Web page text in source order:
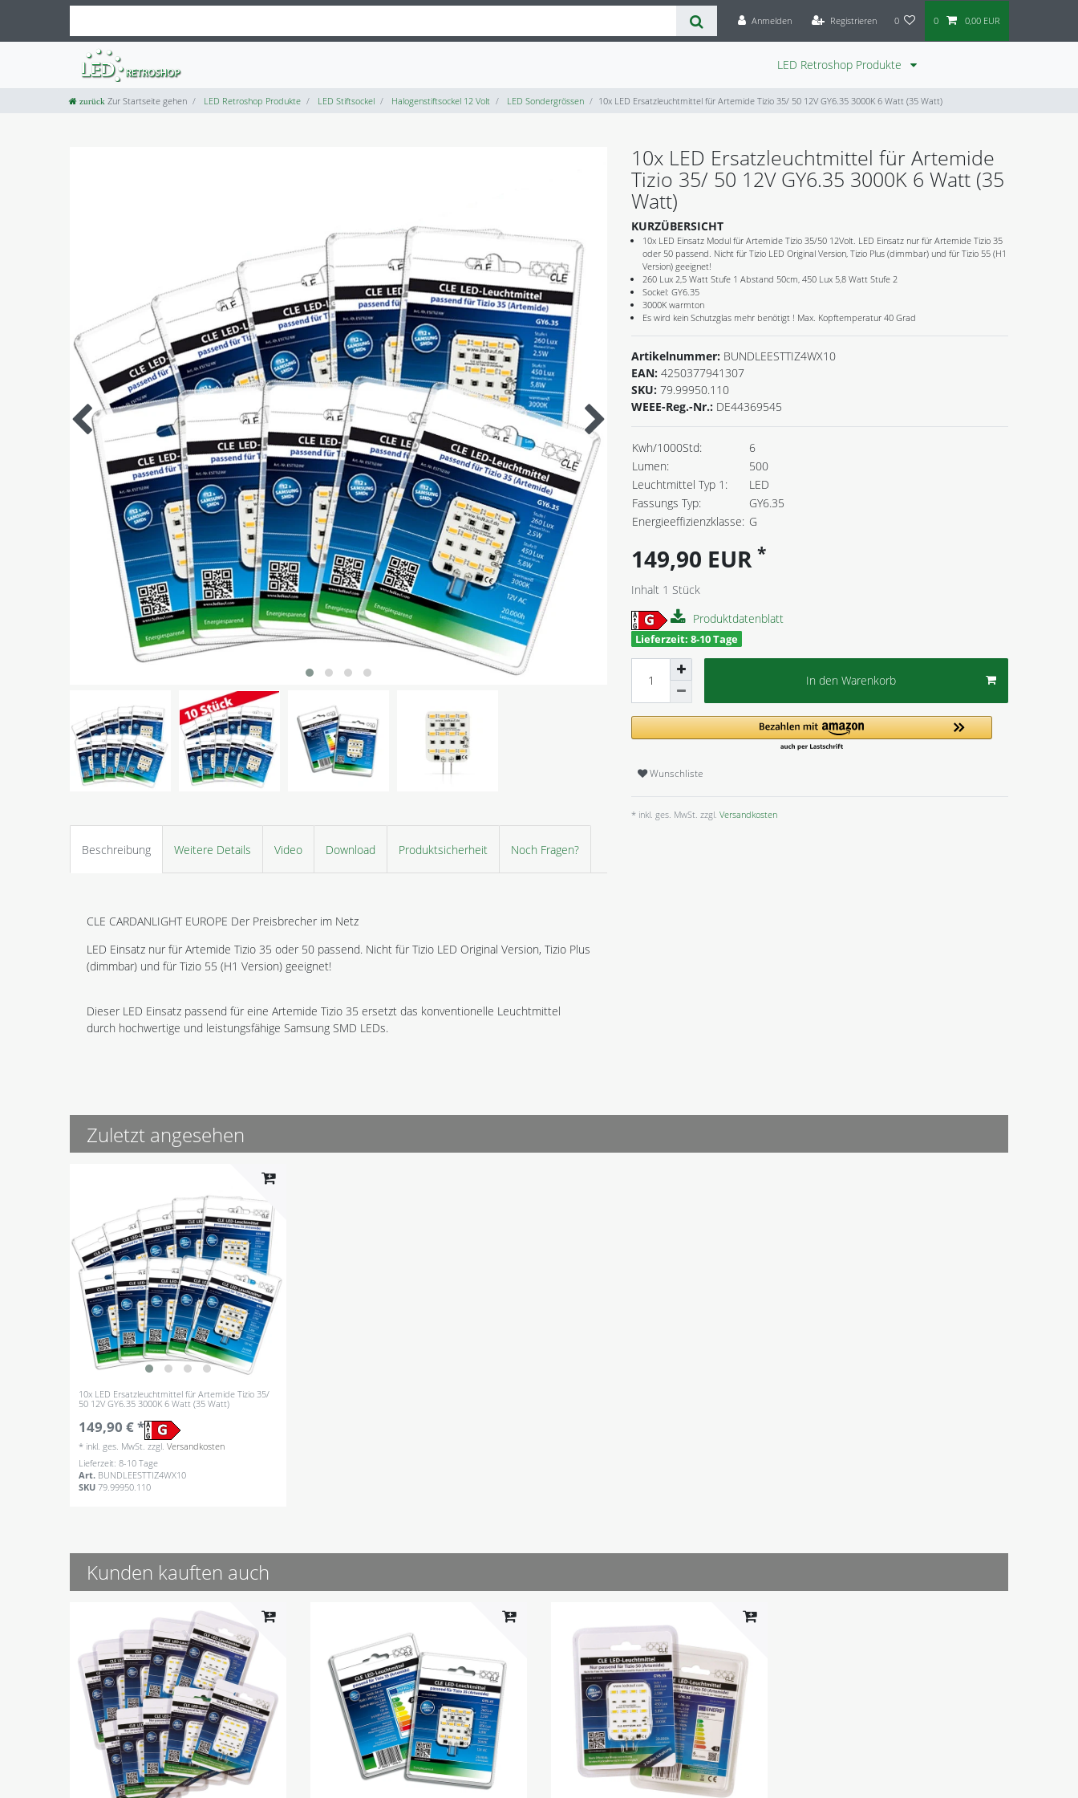
Anmelden Registrieren 0 0 0,00 EUR
LED Retroshop Produkte
Zur Startseite gehen LED Retroshop Produkte LED Stiftsockel Halogenstiftsockel 12 Volt LED Sondergrössen 10x LED Ersatzleuchtmittel für Artemide Tizio 35/ 50 12V GY6.35 3000K 6 Watt (35 Watt)
Beschreibung Weitere Details Video Download Produktsicherheit Noch Fragen?
CLE CARDANLIGHT EUROPE Der Preisbrecher im Netz
LED Einsatz nur für Artemide Tizio 35 oder 50 passend. Nicht für Tizio LED Original Version, Tizio Plus
(dimmbar) und für Tizio 55 (H1 Version) geeignet!
Dieser LED Einsatz passend für eine Artemide Tizio 35 ersetzt das konventionelle Leuchtmittel
durch hochwertige und leistungsfähige Samsung SMD LEDs.
10x LED Ersatzleuchtmittel für Artemide
Tizio 35/ 50 12V GY6.35 3000K 6 Watt (35
Watt)
KURZÜBERSICHT
10x LED Einsatz Modul für Artemide Tizio 35/50 12Volt. LED Einsatz nur für Artemide Tizio 35
oder 50 passend. Nicht für Tizio LED Original Version, Tizio Plus (dimmbar) und für Tizio 55 (H1
Version) geeignet!
260 Lux 2,5 Watt Stufe 1 Abstand 50cm, 450 Lux 5,8 Watt Stufe 2
Sockel: GY6.35
3000K warmton
Es wird kein Schutzglas mehr benötigt ! Max. Kopftemperatur 40 Grad
Artikelnummer: BUNDLEESTTIZ4WX10
EAN: 4250377941307
SKU: 79.99950.110
WEEE-Reg.-Nr.: DE44369545
Kwh/1000Std:
6
Lumen:
500
Leuchtmittel Typ 1:
LED
Fassungs Typ:
GY6.35
Energieeffizienzklasse: G
149,90 EUR *
Inhalt 1 Stück
Produktdatenblatt
Lieferzeit: 8-10 Tage
In den Warenkorb
Wunschliste
* inkl. ges. MwSt. zzgl. Versandkosten
Zuletzt angesehen
10x LED Ersatzleuchtmittel für Artemide Tizio 35/
50 12V GY6.35 3000K 6 Watt (35 Watt)
149,90 € *
* inkl. ges. MwSt. zzgl.Versandkosten
Lieferzeit: 8-10 Tage
Art. BUNDLEESTTIZ4WX10
SKU79.99950.110
Kunden kauften auch